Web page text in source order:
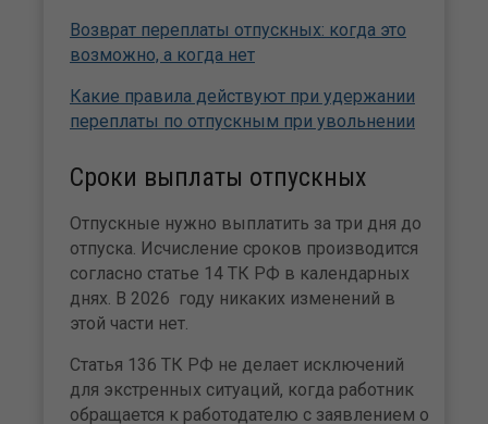
Возврат переплаты отпускных: когда это
возможно, а когда нет
Какие правила действуют при удержании
переплаты по отпускным при увольнении
Сроки выплаты отпускных
Отпускные нужно выплатить за три дня до
отпуска. Исчисление сроков производится
согласно статье 14 ТК РФ в календарных
днях. В 2026 году никаких изменений в
этой части нет.
Статья 136 ТК РФ не делает исключений
для экстренных ситуаций, когда работник
обращается к работодателю с заявлением о